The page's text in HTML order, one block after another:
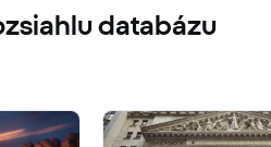
databázu